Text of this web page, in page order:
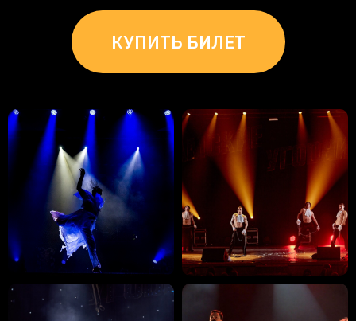
КУПИТЬ БИЛЕТ